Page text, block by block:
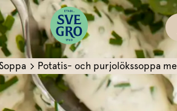
Kalla såser & Röror
Potatis- och purjolökssoppa